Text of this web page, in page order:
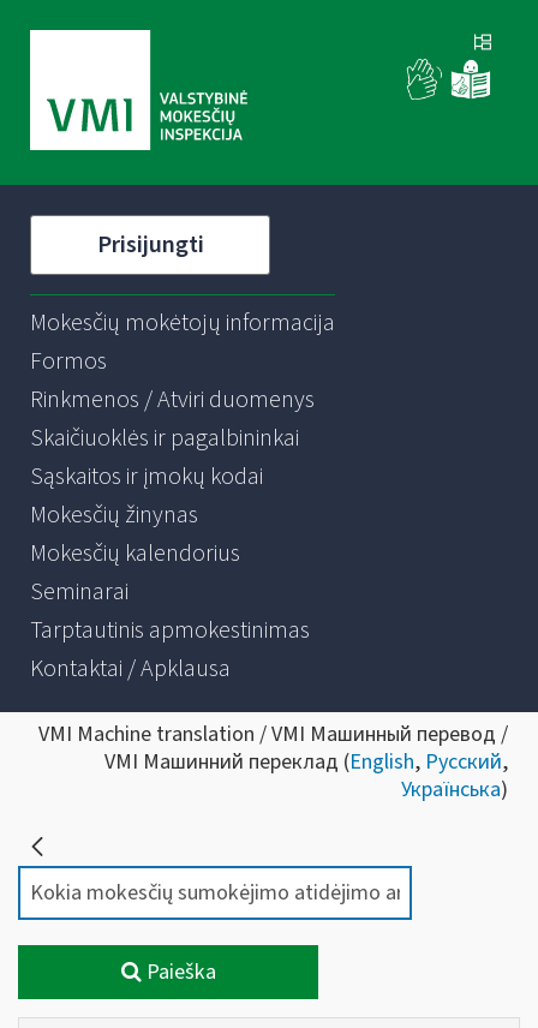
Prisijungti
Mokesčių mokėtojų informacija
Formos
Rinkmenos / Atviri duomenys
Skaičiuoklės ir pagalbininkai
Sąskaitos ir įmokų kodai
Mokesčių žinynas
Mokesčių kalendorius
Seminarai
Tarptautinis apmokestinimas
Kontaktai / Apklausa
VMI Machine translation / VMI Машинный перевод /
VMI Машинний переклад (English, Русский,
Українська)
Paieška